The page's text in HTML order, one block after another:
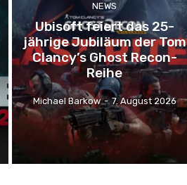
NEWS
Ubisoft feiert das 25-
jährige Jubiläum der Tom
Clancy’s Ghost Recon-
Reihe
Michael Barkow - 7. August 2026